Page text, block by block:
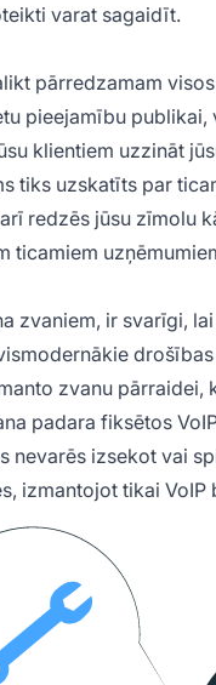
varat sagaidīt.
pārredzamam
pieejamību publikai,
klientiem uzzināt
tiks uzskatīts par
redzēs jūsu zīmolu
ticamiem
zvaniem, ir svarīgi,
zvanu
padara fiksētos
nevarēs izsekot vai
izmantojot tikai VoIP